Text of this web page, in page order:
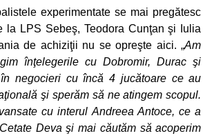
experimentate se mai pregătesc
la LPS Sebeş, Teodora Cunţan şi Iulia
de achiziţii nu se opreşte aici. „Am
înţelegerile cu Dobromir, Durac şi
negocieri cu încă 4 jucătoare ce au
şi sperăm să ne atingem scopul.
cu interul Andreea Antoce, ce a
Deva şi mai căutăm să acoperim